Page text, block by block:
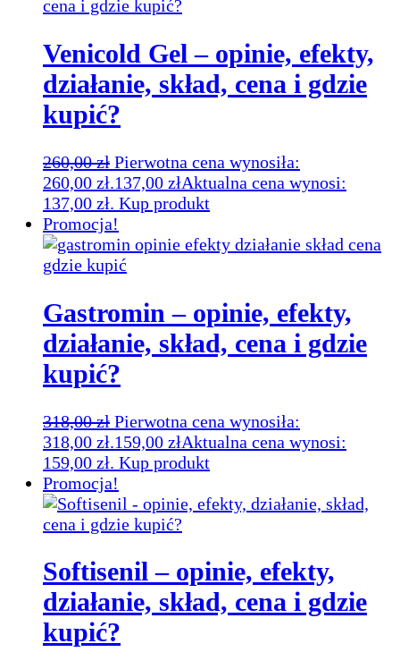
Venicold Gel – opinie, efekty,
działanie, skład, cena i gdzie
kupić?
260,00zł Pierwotna cena wynosiła:
260,00 zł.137,00 złAktualna cena wynosi:
137,00 zł. Kup produkt
Promocja!
Gastromin – opinie, efekty,
działanie, skład, cena i gdzie
kupić?
318,00zł Pierwotna cena wynosiła:
318,00 zł.159,00 złAktualna cena wynosi:
159,00 zł. Kup produkt
Promocja!
Softisenil – opinie, efekty,
działanie, skład, cena i gdzie
kupić?